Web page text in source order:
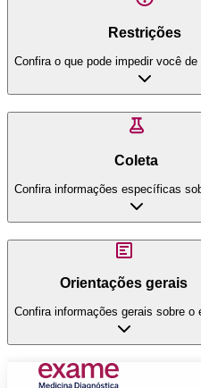
Restrições
Confira o que pode impedir você
Coleta
Confira informações específicas
Orientações gerais
Confira informações gerais sobre o